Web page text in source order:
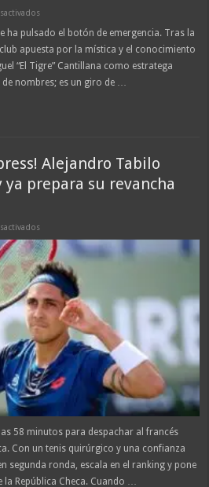
Operación
José
Cantillana
la
ha pulsado el botón de emergencia. Tras la
apuesta por la mística y el conocimiento
“El Tigre” Cantillana como estratega
nombres; es un giro de …
Alejandro Tabilo
prepara su revancha
¡Modo
‘Jano’
Express!
Alejandro
Tabilo
arrasa
en
Madrid
y
ya
prepara
revancha
contra
el
Top
15
58 minutos para despachar al francés
Con un tenis quirúrgico y una confianza
segunda ronda, escala en el ranking y pone
la República Checa. Cuando …